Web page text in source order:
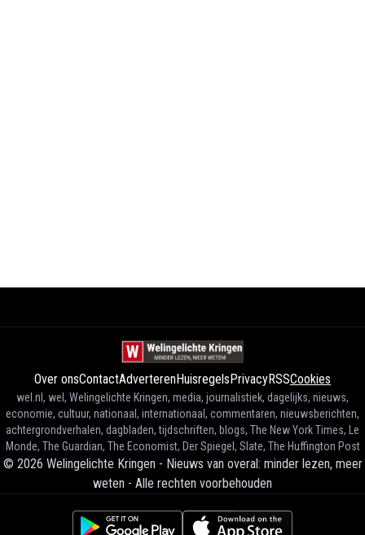
Over onsContactAdverterenHuisregelsPrivacyRSSCookies
wel.nl, wel, Welingelichte Kringen, media, journalistiek, dagelijks, nieuws,
economie, cultuur, nationaal, internationaal, commentaren, nieuwsberichten,
achtergrondverhalen, dagbladen, tijdschriften, blogs, The New York Times, Le
Monde, The Guardian, The Economist, Der Spiegel, Slate, The Huffington Post
© 2026 Welingelichte Kringen - Nieuws van overal: minder lezen, meer
weten - Alle rechten voorbehouden